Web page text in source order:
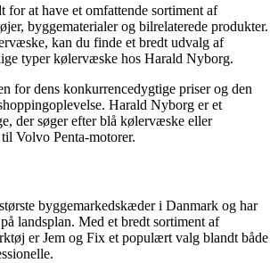
for at have et omfattende sortiment af
byggematerialer og bilrelaterede produkter.
kan du finde et bredt udvalg af
typer kølervæske hos Harald Nyborg.
for dens konkurrencedygtige priser og den
Harald Nyborg er et
der søger efter blå kølervæske eller
Volvo Penta-motorer.
byggemarkedskæder i Danmark og har
landsplan. Med et bredt sortiment af
er Jem og Fix et populært valg blandt både